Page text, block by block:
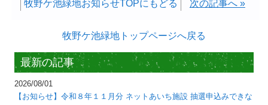
牧野ケ池緑地お知らせTOPにもどる
次の記事へ »
牧野ケ池緑地トップページへ戻る
最新の記事
2026/08/01
【お知らせ】令和８年１１月分 ネットあいち施設 抽選申込みできな